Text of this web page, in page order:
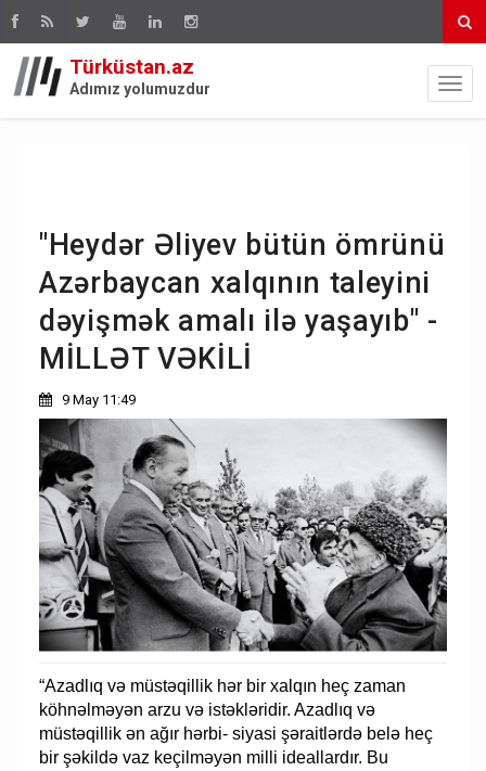
Türküstan.az
Adımız yolumuzdur
"Heydər Əliyev bütün ömrünü
Azərbaycan xalqının taleyini
dəyişmək amalı ilə yaşayıb" -
MİLLƏT VƏKİLİ
9 May 11:49
“Azadlıq və müstəqillik hər bir xalqın heç zaman
köhnəlməyən arzu və istəkləridir. Azadlıq və
müstəqillik ən ağır hərbi- siyasi şəraitlərdə belə heç
bir şəkildə vaz keçilməyən milli ideallardır. Bu